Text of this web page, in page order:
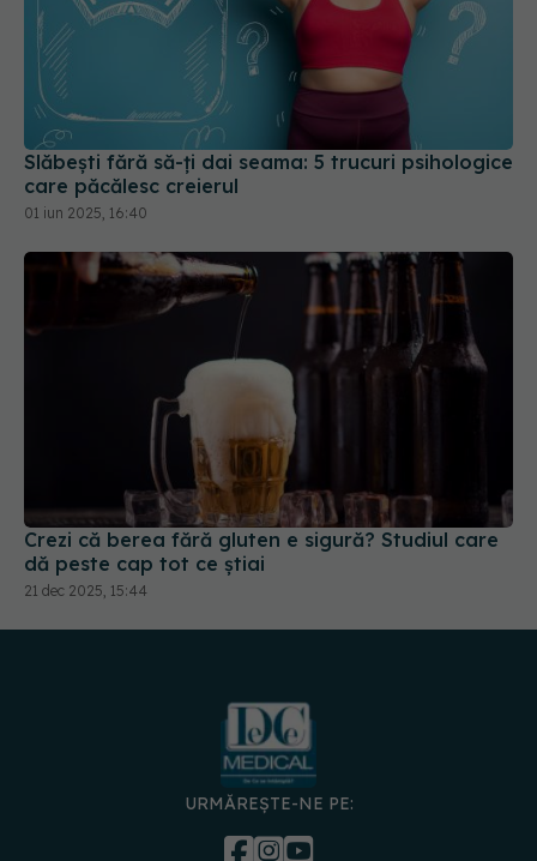
Slăbești fără să-ți dai seama: 5 trucuri psihologice
care păcălesc creierul
01 iun 2025, 16:40
Crezi că berea fără gluten e sigură? Studiul care
dă peste cap tot ce știai
21 dec 2025, 15:44
URMĂREȘTE-NE PE:
DESCARCĂ APLICAȚIA